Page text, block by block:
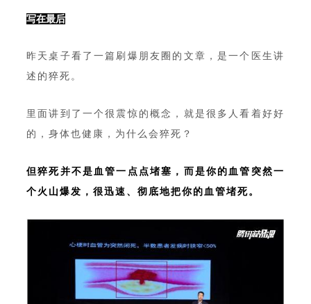
写在最后
昨天桌子看了一篇刷爆朋友圈的文章，是一个医生讲
述的猝死。
里面讲到了一个很震惊的概念，就是很多人看着好好
的，身体也健康，为什么会猝死？
但猝死并不是血管一点点堵塞，而是你的血管突然一
个火山爆发，很迅速、彻底地把你的血管堵死。